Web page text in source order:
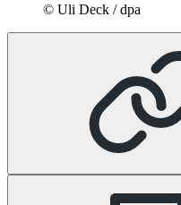
© Uli Deck / dpa